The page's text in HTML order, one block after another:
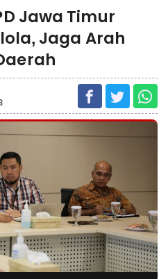
Jawa Timur
Jaga Arah